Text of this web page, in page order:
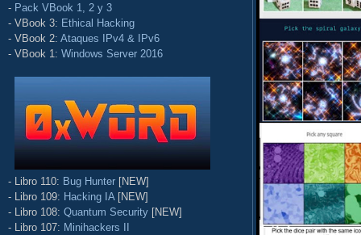
- Pack VBook 1, 2 y 3
- VBook 3: Ethical Hacking
- VBook 2: Ataques IPv4 & IPv6
- VBook 1: Windows Server 2016
- Libro 110: Bug Hunter [NEW]
- Libro 109: Hacking IA [NEW]
- Libro 108: Quantum Security [NEW]
- Libro 107: Minihackers II